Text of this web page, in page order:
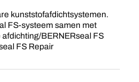
kunststofafdichtsystemen.
FS-systeem samen met
BERNERseal FS
FS Repair